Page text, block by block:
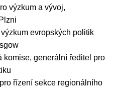
výzkum a vývoj,
evropských politik
komise, generální ředitel pro
řízení sekce regionálního